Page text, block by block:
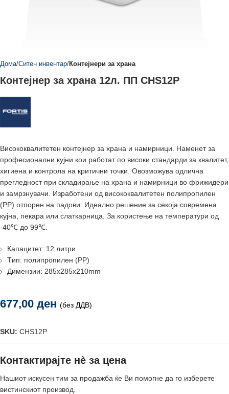
Дома Ситен инвентар Контејнери за храна
Контејнер за храна 12л. ПП CHS12P
Висококвалитетен контејнер за храна и намирници. Наменет за
професионални кујни кои работат по високи стандарди за квалитет,
хигиена и контрола на критични точки. Овозможува одлична
прегледност при складирање на храна и намирници во фрижидери
и замрзнувачи. Изработени од висококвалитетен полипропилен
(PP) отпорен на падови. Идеално решение за секоја современа
кујна, пекара или слаткарница. За користење на температури од
-40℃ до 99℃.
Капацитет: 12 литри
Tип: полипропилен (PP)
Димензии: 285x285x210mm
677,00 ден (без ДДВ)
SKU: CHS12P
Контактирајте нè за цена
Нашиот искусен тим за продажба ќе Ви помогне да го изберете
вистинскиот производ.